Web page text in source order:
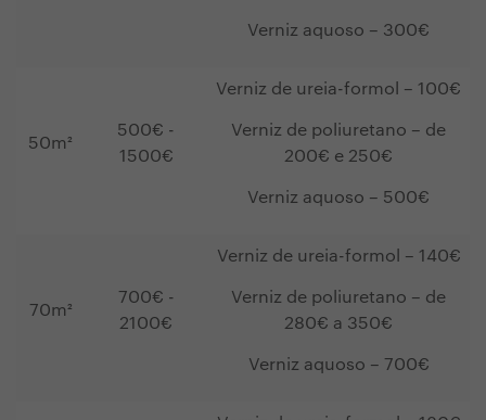
Verniz aquoso – 300€
50m²
500€ -
1500€
Verniz de ureia-formol – 100€
Verniz de poliuretano – de
200€ e 250€
Verniz aquoso – 500€
70m²
700€ -
2100€
Verniz de ureia-formol – 140€
Verniz de poliuretano – de
280€ a 350€
Verniz aquoso – 700€